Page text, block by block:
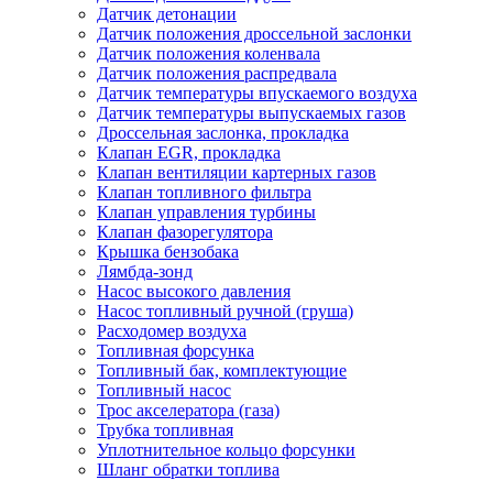
Датчик детонации
Датчик положения дроссельной заслонки
Датчик положения коленвала
Датчик положения распредвала
Датчик температуры впускаемого воздуха
Датчик температуры выпускаемых газов
Дроссельная заслонка, прокладка
Клапан EGR, прокладка
Клапан вентиляции картерных газов
Клапан топливного фильтра
Клапан управления турбины
Клапан фазорегулятора
Крышка бензобака
Лямбда-зонд
Насос высокого давления
Насос топливный ручной (груша)
Расходомер воздуха
Топливная форсунка
Топливный бак, комплектующие
Топливный насос
Трос акселератора (газа)
Трубка топливная
Уплотнительное кольцо форсунки
Шланг обратки топлива